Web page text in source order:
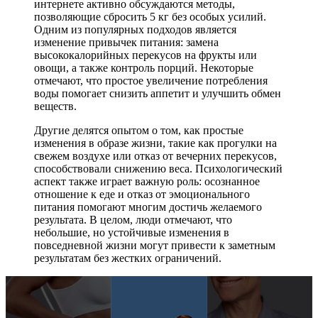
интернете активно обсуждаются методы,
позволяющие сбросить 5 кг без особых усилий.
Одним из популярных подходов является
изменение привычек питания: замена
высококалорийных перекусов на фрукты или
овощи, а также контроль порций. Некоторые
отмечают, что простое увеличение потребления
воды помогает снизить аппетит и улучшить обмен
веществ.
Другие делятся опытом о том, как простые
изменения в образе жизни, такие как прогулки на
свежем воздухе или отказ от вечерних перекусов,
способствовали снижению веса. Психологический
аспект также играет важную роль: осознанное
отношение к еде и отказ от эмоционального
питания помогают многим достичь желаемого
результата. В целом, люди отмечают, что
небольшие, но устойчивые изменения в
повседневной жизни могут привести к заметным
результатам без жестких ограничений.